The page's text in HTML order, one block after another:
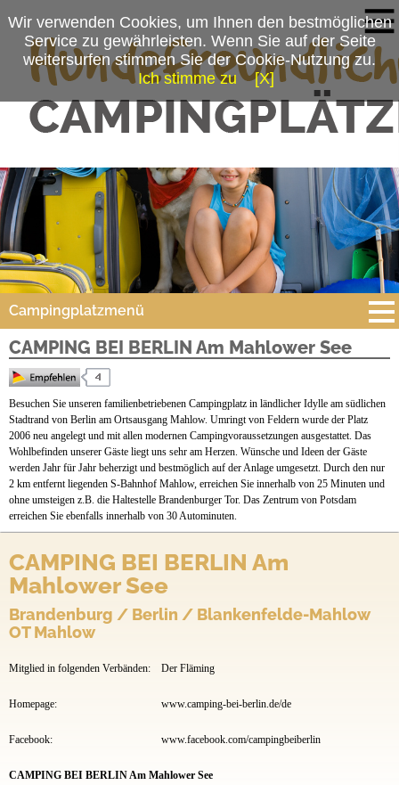
Campingplatzmenü
Platzdaten
Stellplätze
Mietobjekte
Preise & Prospekte
Anfahrt
CAMPING BEI BERLIN Am Mahlower See
Besuchen Sie unseren familienbetriebenen Campingplatz in ländlicher Idylle am südlichen
Stadtrand von Berlin am Ortsausgang Mahlow. Umringt von Feldern wurde der Platz
2006 neu angelegt und mit allen modernen Campingvoraussetzungen ausgestattet. Das
Wohlbefinden unserer Gäste liegt uns sehr am Herzen. Wünsche und Ideen der Gäste
werden Jahr für Jahr beherzigt und bestmöglich auf der Anlage umgesetzt. Durch den nur
2 km entfernt liegenden S-Bahnhof Mahlow, erreichen Sie innerhalb von 25 Minuten und
ohne umsteigen z.B. die Haltestelle Brandenburger Tor. Das Zentrum von Potsdam
erreichen Sie ebenfalls innerhalb von 30 Autominuten.
CAMPING BEI BERLIN Am
Mahlower See
Brandenburg / Berlin / Blankenfelde-Mahlow
OT Mahlow
Mitglied in folgenden Verbänden: Der Fläming
Homepage: www.camping-bei-berlin.de/de
Facebook: www.facebook.com/campingbeiberlin
CAMPING BEI BERLIN Am Mahlower See
Wir verwenden Cookies, um Ihnen den bestmöglichen
Service zu gewährleisten. Wenn Sie auf der Seite
weitersurfen stimmen Sie der Cookie-Nutzung zu.
Ich stimme zu
[X]